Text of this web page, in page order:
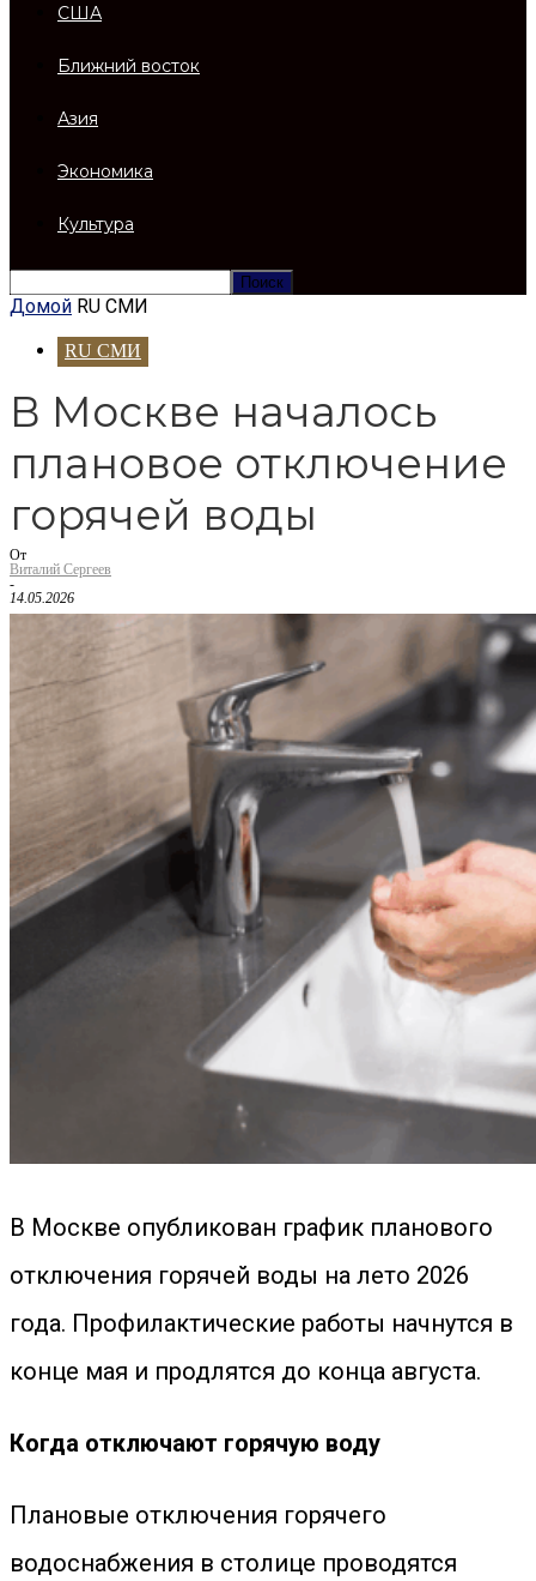
США
Ближний восток
Азия
Экономика
Культура
Домой RU СМИ
RU СМИ
В Москве началось
плановое отключение
горячей воды
От
Виталий Сергеев
-
14.05.2026
В Москве опубликован график планового
отключения горячей воды на лето 2026
года. Профилактические работы начнутся в
конце мая и продлятся до конца августа.
Когда отключают горячую воду
Плановые отключения горячего
водоснабжения в столице проводятся